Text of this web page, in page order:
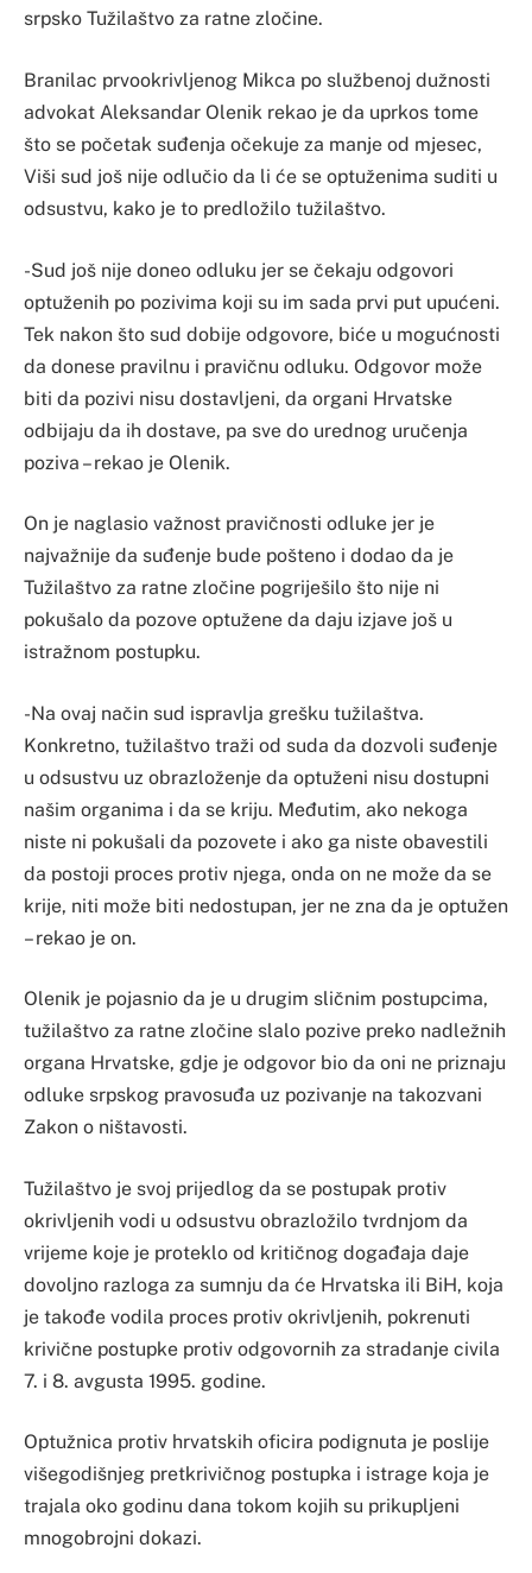
srpsko Tužilaštvo za ratne zločine.
Branilac prvookrivljenog Mikca po službenoj dužnosti
advokat Aleksandar Olenik rekao je da uprkos tome
što se početak suđenja očekuje za manje od mjesec,
Viši sud još nije odlučio da li će se optuženima suditi u
odsustvu, kako je to predložilo tužilaštvo.
-Sud još nije doneo odluku jer se čekaju odgovori
optuženih po pozivima koji su im sada prvi put upućeni.
Tek nakon što sud dobije odgovore, biće u mogućnosti
da donese pravilnu i pravičnu odluku. Odgovor može
biti da pozivi nisu dostavljeni, da organi Hrvatske
odbijaju da ih dostave, pa sve do urednog uručenja
poziva – rekao je Olenik.
On je naglasio važnost pravičnosti odluke jer je
najvažnije da suđenje bude pošteno i dodao da je
Tužilaštvo za ratne zločine pogriješilo što nije ni
pokušalo da pozove optužene da daju izjave još u
istražnom postupku.
-Na ovaj način sud ispravlja grešku tužilaštva.
Konkretno, tužilaštvo traži od suda da dozvoli suđenje
u odsustvu uz obrazloženje da optuženi nisu dostupni
našim organima i da se kriju. Međutim, ako nekoga
niste ni pokušali da pozovete i ako ga niste obavestili
da postoji proces protiv njega, onda on ne može da se
krije, niti može biti nedostupan, jer ne zna da je optužen
– rekao je on.
Olenik je pojasnio da je u drugim sličnim postupcima,
tužilaštvo za ratne zločine slalo pozive preko nadležnih
organa Hrvatske, gdje je odgovor bio da oni ne priznaju
odluke srpskog pravosuđa uz pozivanje na takozvani
Zakon o ništavosti.
Tužilaštvo je svoj prijedlog da se postupak protiv
okrivljenih vodi u odsustvu obrazložilo tvrdnjom da
vrijeme koje je proteklo od kritičnog događaja daje
dovoljno razloga za sumnju da će Hrvatska ili BiH, koja
je takođe vodila proces protiv okrivljenih, pokrenuti
krivične postupke protiv odgovornih za stradanje civila
7. i 8. avgusta 1995. godine.
Optužnica protiv hrvatskih oficira podignuta je poslije
višegodišnjeg pretkrivičnog postupka i istrage koja je
trajala oko godinu dana tokom kojih su prikupljeni
mnogobrojni dokazi.